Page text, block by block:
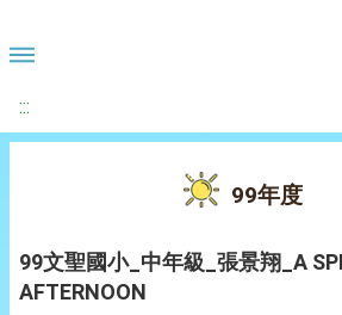
:::
99年度
99文聖國小_中年級_張景翔_A
AFTERNOON